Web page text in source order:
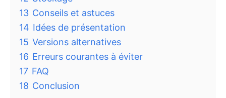
13 Conseils et astuces
14 Idées de présentation
15 Versions alternatives
16 Erreurs courantes à éviter
17 FAQ
18 Conclusion